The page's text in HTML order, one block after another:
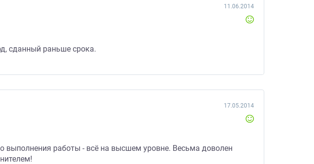
11.06.2014
сданный раньше срока.
17.05.2014
выполнения работы - всё на высшем уровне. Весьма доволен